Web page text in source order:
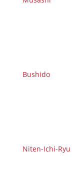
Bushido
Niten-Ichi-Ryu